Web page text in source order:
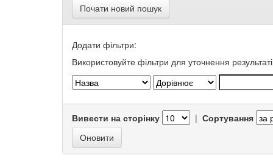
Почати новий пошук
Додати фільтри:
Використовуйте фільтри для уточнення
Вивести на сторінку | Сортування